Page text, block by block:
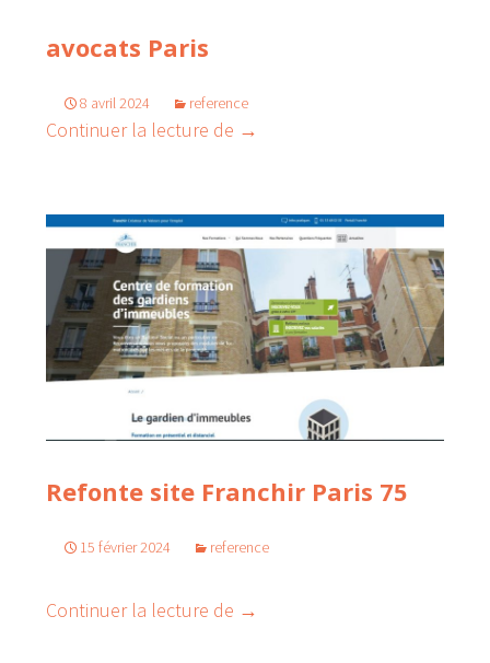
avocats Paris
8 avril 2024 reference
Continuer la lecture de Création logo et site web
→
Refonte site Franchir Paris 75
15 février 2024 reference
Continuer la lecture de Refonte site Franchir Paris 75
→